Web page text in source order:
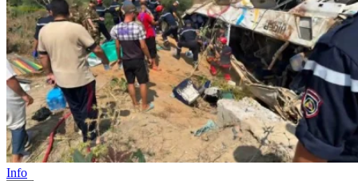
Info